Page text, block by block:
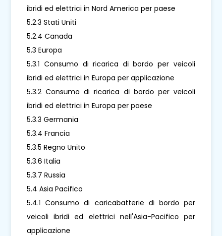
ibridi ed elettrici in Nord America per paese
5.2.3 Stati Uniti
5.2.4 Canada
5.3 Europa
5.3.1 Consumo di ricarica di bordo per veicoli
ibridi ed elettrici in Europa per applicazione
5.3.2 Consumo di ricarica di bordo per veicoli
ibridi ed elettrici in Europa per paese
5.3.3 Germania
5.3.4 Francia
5.3.5 Regno Unito
5.3.6 Italia
5.3.7 Russia
5.4 Asia Pacifico
5.4.1 Consumo di caricabatterie di bordo per
veicoli ibridi ed elettrici nell'Asia-Pacifico per
applicazione